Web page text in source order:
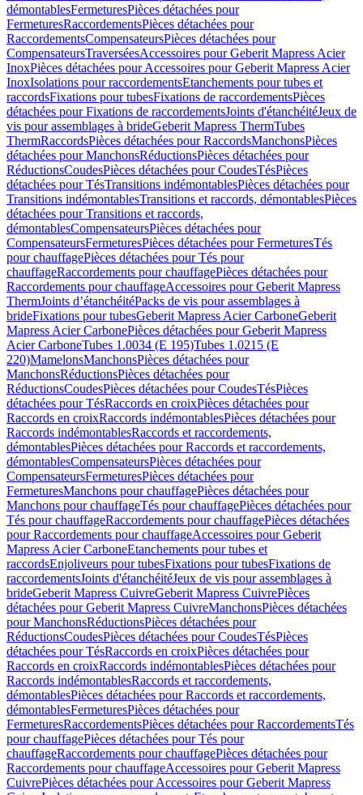
démontablesFermeturesPièces détachées pour
FermeturesRaccordementsPièces détachées pour
RaccordementsCompensateursPièces détachées pour
CompensateursTraverséesAccessoires pour Geberit Mapress Acier
InoxPièces détachées pour Accessoires pour Geberit Mapress Acier
InoxIsolations pour raccordementsEtanchements pour tubes et
raccordsFixations pour tubesFixations de raccordementsPièces
détachées pour Fixations de raccordementsJoints d'étanchéitéJeux de
vis pour assemblages à brideGeberit Mapress ThermTubes
ThermRaccordsPièces détachées pour RaccordsManchonsPièces
détachées pour ManchonsRéductionsPièces détachées pour
RéductionsCoudesPièces détachées pour CoudesTésPièces
détachées pour TésTransitions indémontablesPièces détachées pour
Transitions indémontablesTransitions et raccords, démontablesPièces
détachées pour Transitions et raccords,
démontablesCompensateursPièces détachées pour
CompensateursFermeturesPièces détachées pour FermeturesTés
pour chauffagePièces détachées pour Tés pour
chauffageRaccordements pour chauffagePièces détachées pour
Raccordements pour chauffageAccessoires pour Geberit Mapress
ThermJoints d’étanchéitéPacks de vis pour assemblages à
brideFixations pour tubesGeberit Mapress Acier CarboneGeberit
Mapress Acier CarbonePièces détachées pour Geberit Mapress
Acier CarboneTubes 1.0034 (E 195)Tubes 1.0215 (E
220)MamelonsManchonsPièces détachées pour
ManchonsRéductionsPièces détachées pour
RéductionsCoudesPièces détachées pour CoudesTésPièces
détachées pour TésRaccords en croixPièces détachées pour
Raccords en croixRaccords indémontablesPièces détachées pour
Raccords indémontablesRaccords et raccordements,
démontablesPièces détachées pour Raccords et raccordements,
démontablesCompensateursPièces détachées pour
CompensateursFermeturesPièces détachées pour
FermeturesManchons pour chauffagePièces détachées pour
Manchons pour chauffageTés pour chauffagePièces détachées pour
Tés pour chauffageRaccordements pour chauffagePièces détachées
pour Raccordements pour chauffageAccessoires pour Geberit
Mapress Acier CarboneEtanchements pour tubes et
raccordsEnjoliveurs pour tubesFixations pour tubesFixations de
raccordementsJoints d'étanchéitéJeux de vis pour assemblages à
brideGeberit Mapress CuivreGeberit Mapress CuivrePièces
détachées pour Geberit Mapress CuivreManchonsPièces détachées
pour ManchonsRéductionsPièces détachées pour
RéductionsCoudesPièces détachées pour CoudesTésPièces
détachées pour TésRaccords en croixPièces détachées pour
Raccords en croixRaccords indémontablesPièces détachées pour
Raccords indémontablesRaccords et raccordements,
démontablesPièces détachées pour Raccords et raccordements,
démontablesFermeturesPièces détachées pour
FermeturesRaccordementsPièces détachées pour RaccordementsTés
pour chauffagePièces détachées pour Tés pour
chauffageRaccordements pour chauffagePièces détachées pour
Raccordements pour chauffageAccessoires pour Geberit Mapress
CuivrePièces détachées pour Accessoires pour Geberit Mapress